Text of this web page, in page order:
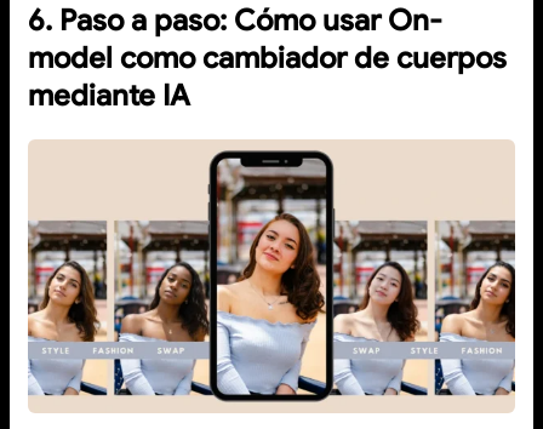
6. Paso a paso: Cómo usar On-
model como cambiador de cuerpos
mediante IA